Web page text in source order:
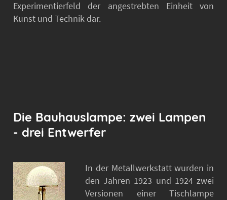
Experimentierfeld der angestrebten Einheit von
Kunst und Technik dar.
Die Bauhauslampe: zwei Lampen
- drei Entwerfer
In der Metallwerkstatt wurden in
den Jahren 1923 und 1924 zwei
Versionen einer Tischlampe